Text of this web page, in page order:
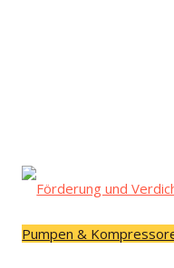
Pumpen &